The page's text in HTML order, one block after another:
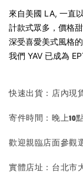
來自美國 LA, 一直
計款式眾多，價格甜
深受喜愛美式風格
我們 YAV 已成為
快速出貨：店內現
寄件時間：晚上10
歡迎親臨店面參觀
實體店址：台北市